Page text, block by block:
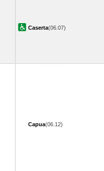
Caserta(06.07)
Capua(06.12)